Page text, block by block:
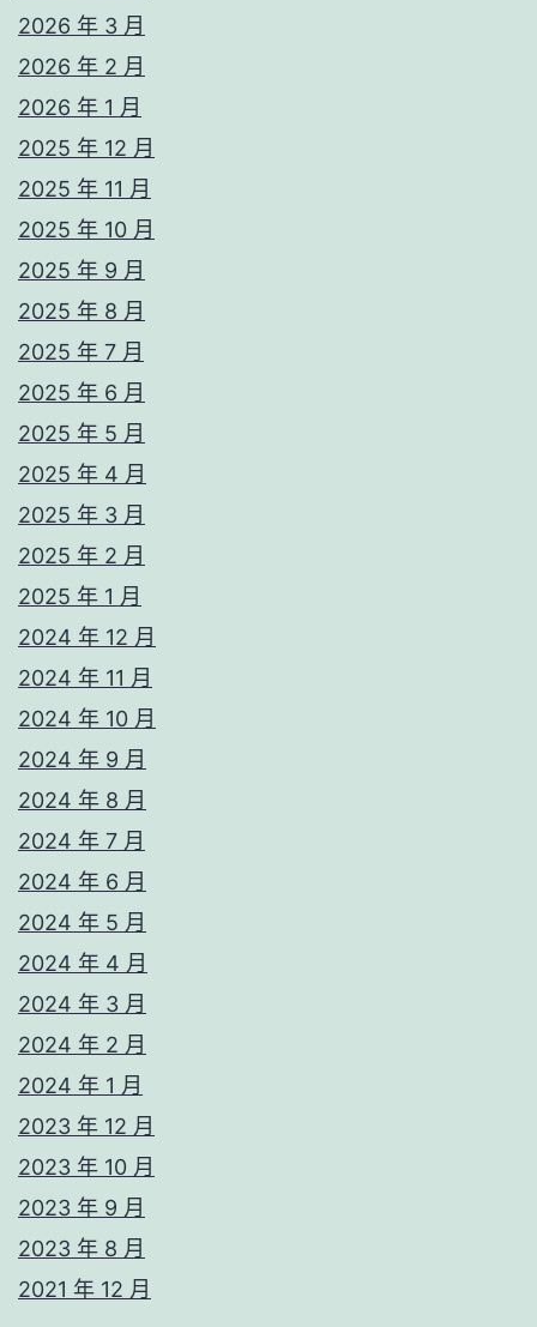
2026 年 3 月
2026 年 2 月
2026 年 1 月
2025 年 12 月
2025 年 11 月
2025 年 10 月
2025 年 9 月
2025 年 8 月
2025 年 7 月
2025 年 6 月
2025 年 5 月
2025 年 4 月
2025 年 3 月
2025 年 2 月
2025 年 1 月
2024 年 12 月
2024 年 11 月
2024 年 10 月
2024 年 9 月
2024 年 8 月
2024 年 7 月
2024 年 6 月
2024 年 5 月
2024 年 4 月
2024 年 3 月
2024 年 2 月
2024 年 1 月
2023 年 12 月
2023 年 10 月
2023 年 9 月
2023 年 8 月
2021 年 12 月